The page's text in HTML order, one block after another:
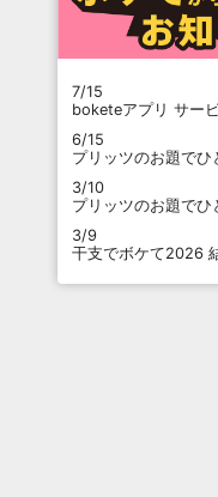
7/15
boketeアプリ サー
6/15
プリッツのお題で
3/10
プリッツのお題で
3/9
干支でボケて2026